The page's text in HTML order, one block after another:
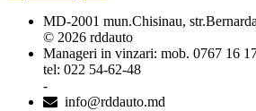
MD-2001 mun.Chisinau,
© 2026 rddauto
Manageri in vinzari: mob. 0767 16
tel: 022 54-62-48
-
info@rddauto.md